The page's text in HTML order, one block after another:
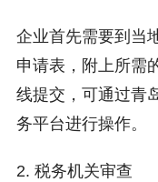
企业首先需要到当
申请表，附上所需
线提交，可通过青
务平台进行操作。
2. 税务机关审查